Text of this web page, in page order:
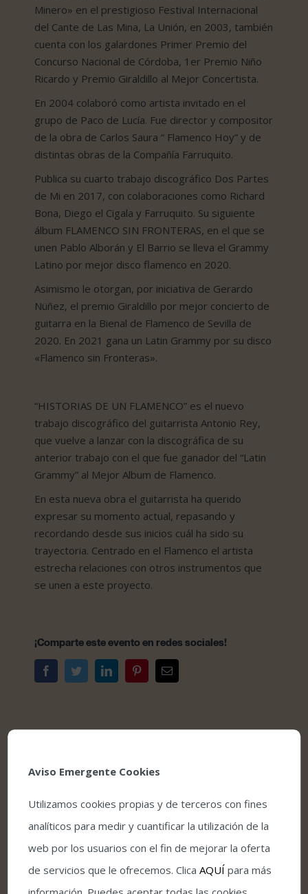
Minero» en el prestigioso Festival Internacional
del Cante de Las Mina, La Unión, en 2003, también
cuenta con los galardones Primer Premio del
Concurso Nacional de Córdoba, 1er Premio Niño
Ricardo y Premio Giraldillo al Mejor Concertista.
En 2004 colaboró como artista invitado en el
grupo de Paco de Lucía. Fue director y compositor
de la obra de Carlos Saura “ Flamenco Hoy” y de
distintas obras de la Compañía Farruquito.
Publica su cuarto trabajo discográfico Dos Partes
de Mi en 2017, con colaboraciones como Richard
Bona, Diego el Cigala y Farruquito. Su siguiente
álbum FLAMENCO SIN FRONTERAS, en el que se
unen Pablo Alborán y El Barrio se lleva el Grammy
Latino por mejor disco flamenco en 2020.
Asimismo le otorgan, por iniciativa de Gerardo
Nüñez, el premio Giraldillo por mejor concierto de
guitarra en la Bienal de Flamenco de Sevilla de
2020. En 2021 gana un Latin Grammy por su disco
«Flamenco sin Fronteras».
“HISTORIAS DE UN FLAMENCO” es el nuevo
trabajo discográfico del guitarrista Antonio Rey,
que vuelve a lanzar con la discográfica de su
anterior trabajo con el que fue ganador del “Latin
Grammy” al Mejor Album de Flamenco.
En esta nueva obra el guitarrista ha querido
expresar su momento actual, repasando y
recordando desde sus inicios cuál ha sido su
trayectoria. Centrado en el Flamenco el artista
estrecha relaciones con otros instrumentos que
se unen a este proyecto.
¡Comparte este evento en redes sociales!
FacebookTwitterLinkedInPinterestCorreo
electrónico
Detalles
Aviso Emergente Cookies
Utilizamos cookies propias y de terceros con fines
analíticos para medir y cuantificar la utilización de la
web por los usuarios con el fin de mejorar la oferta
de servicios que le ofrecemos. ClicaAQUÍ para más